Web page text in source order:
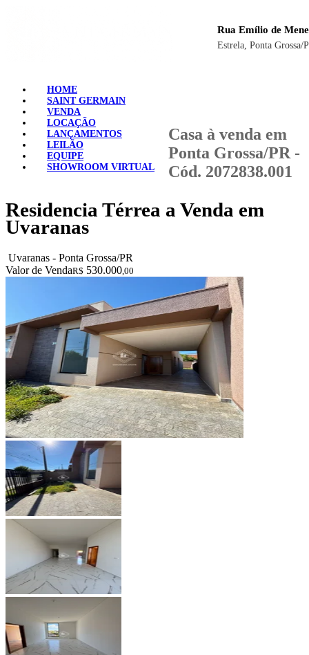
Rua Emílio de
Estrela, Ponta Grossa/
HOME
SAINT GERMAIN
VENDA
LOCAÇÃO
LANÇAMENTOS
LEILÃO
EQUIPE
SHOWROOM VIRTUAL
Casa à venda em
Ponta Grossa/PR -
Cód. 2072838.001
Residencia Térrea a Venda em
Uvaranas
Uvaranas - Ponta Grossa/PR
Valor de VendaR$ 530.000,00